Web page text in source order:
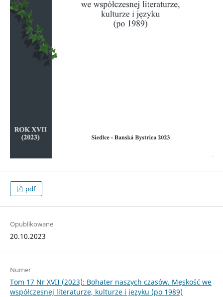
pdf
Opublikowane
20.10.2023
Numer
Tom 17 Nr XVII (2023): Bohater naszych czasów. Męskość we
współczesnej literaturze, kulturze i języku (po 1989)